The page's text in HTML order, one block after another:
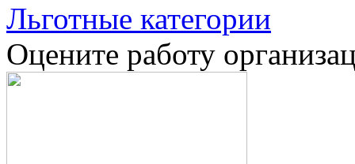
Льготные категории
Оцените работу